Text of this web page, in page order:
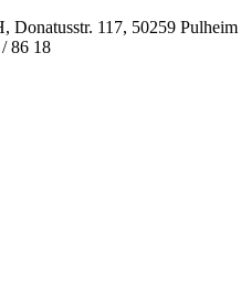
Donatusstr. 117, 50259 Pulheim
86 18